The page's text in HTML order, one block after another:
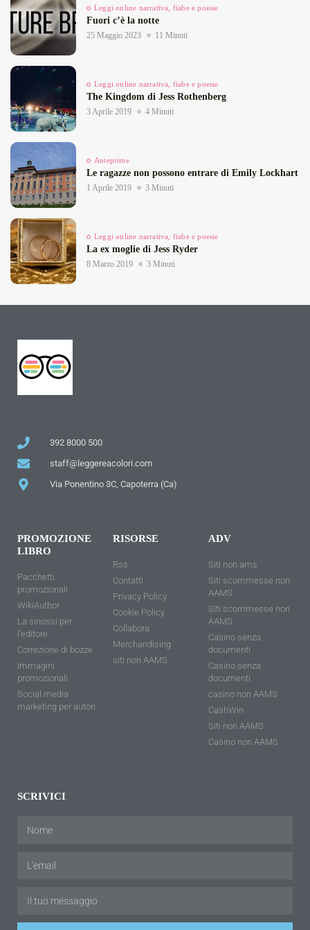
Leggi online narrativa, fiabe e poesie
Fuori c’è la notte
25 Maggio 2023 11 Minuti
Leggi online narrativa, fiabe e poesie
The Kingdom di Jess Rothenberg
3 Aprile 2019 4 Minuti
Anteprime
Le ragazze non possono entrare di Emily Lockhart
1 Aprile 2019 3 Minuti
Leggi online narrativa, fiabe e poesie
La ex moglie di Jess Ryder
8 Marzo 2019 3 Minuti
392 8000 500
staff@leggereacolori.com
Via Ponentino 3C, Capoterra (Ca)
PROMOZIONE
LIBRO
Pacchetti
promozionali
WikiAuthor
La sinossi per
l'editore
Correzione di bozze
Immagini
promozionali
Social media
marketing per autori
RISORSE
Rss
Contatti
Privacy Policy
Cookie Policy
Collabora
Merchandising
siti non AAMS
ADV
Siti non ams
Siti scommesse non
AAMS
Siti scommesse non
AAMS
Casino senza
documenti
Casino senza
documenti
casino non AAMS
CashWin
Siti non AAMS
Casino non AAMS
SCRIVICI